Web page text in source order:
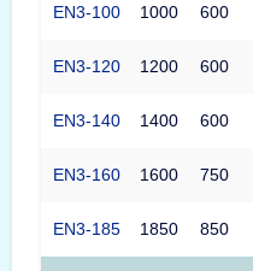
EN3-100 1000 600
EN3-120 1200 600
EN3-140 1400 600
EN3-160 1600 750
EN3-185 1850 850